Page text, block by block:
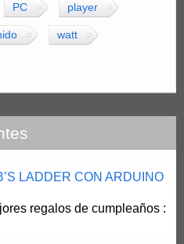
PC player
watt
LADDER CON ARDUINO
regalos de cumpleaños :